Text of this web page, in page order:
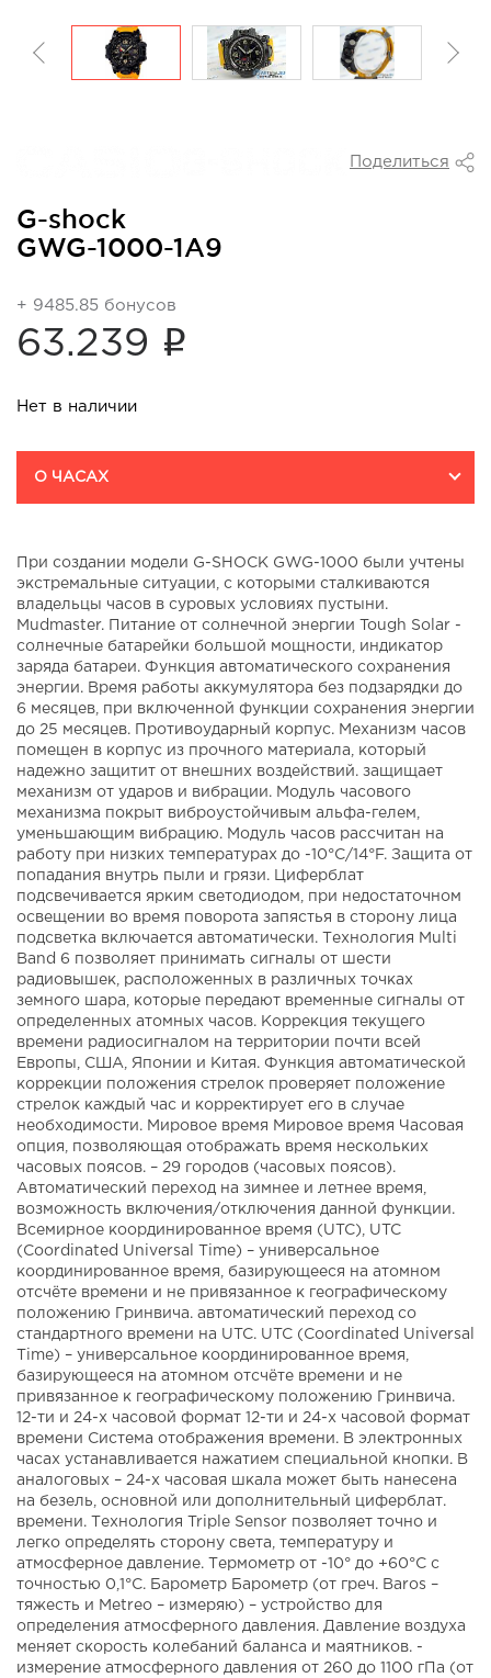
Поделиться
G-shock
GWG-1000-1A9
+ 9485.85 бонусов
63.239 i
Нет в наличии
О ЧАСАХ
При создании модели G-SHOCK GWG-1000 были учтены
экстремальные ситуации, с которыми сталкиваются
владельцы часов в суровых условиях пустыни.
Mudmaster. Питание от солнечной энергии Tough Solar -
солнечные батарейки большой мощности, индикатор
заряда батареи. Функция автоматического сохранения
энергии. Время работы аккумулятора без подзарядки до
6 месяцев, при включенной функции сохранения энергии
до 25 месяцев. Противоударный корпус. Механизм часов
помещен в корпус из прочного материала, который
надежно защитит от внешних воздействий. защищает
механизм от ударов и вибрации. Модуль часового
механизма покрыт виброустойчивым альфа-гелем,
уменьшающим вибрацию. Модуль часов рассчитан на
работу при низких температурах до -10°С/14°F. Защита от
попадания внутрь пыли и грязи. Циферблат
подсвечивается ярким светодиодом, при недостаточном
освещении во время поворота запястья в сторону лица
подсветка включается автоматически. Технология Multi
Band 6 позволяет принимать сигналы от шести
радиовышек, расположенных в различных точках
земного шара, которые передают временные сигналы от
определенных атомных часов. Коррекция текущего
времени радиосигналом на территории почти всей
Европы, США, Японии и Китая. Функция автоматической
коррекции положения стрелок проверяет положение
стрелок каждый час и корректирует его в случае
необходимости. Мировое время Мировое время Часовая
опция, позволяющая отображать время нескольких
часовых поясов. – 29 городов (часовых поясов).
Автоматический переход на зимнее и летнее время,
возможность включения/отключения данной функции.
Всемирное координированное время (UTC), UTC
(Coordinated Universal Time) – универсальное
координированное время, базирующееся на атомном
отсчёте времени и не привязанное к географическому
положению Гринвича. автоматический переход со
стандартного времени на UTC. UTC (Coordinated Universal
Time) – универсальное координированное время,
базирующееся на атомном отсчёте времени и не
привязанное к географическому положению Гринвича.
12-ти и 24-х часовой формат 12-ти и 24-х часовой формат
времени Система отображения времени. В электронных
часах устанавливается нажатием специальной кнопки. В
аналоговых – 24-х часовая шкала может быть нанесена
на безель, основной или дополнительный циферблат.
времени. Технология Triple Sensor позволяет точно и
легко определять сторону света, температуру и
атмосферное давление. Термометр от -10° до +60°С с
точностью 0,1°C. Барометр Барометр (от греч. Baros –
тяжесть и Metreo – измеряю) – устройство для
определения атмосферного давления. Давление воздуха
меняет скорость колебаний баланса и маятников. -
измерение атмосферного давления от 260 до 1100 гПа (от